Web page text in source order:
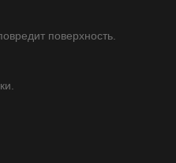
поверхность.